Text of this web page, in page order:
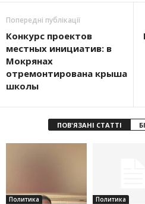
Попередні публікації
Конкурс проектов
местных инициатив: в
Мокрянах
отремонтирована крыша
школы
ПОВ'ЯЗАНІ СТАТТІ
Политика Политика